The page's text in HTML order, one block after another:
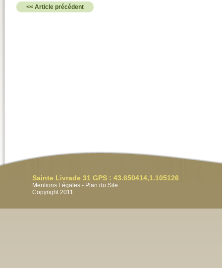
<< Article précédent
Sainte Livrade 31 GPS : 43.650414,1.105126
Mentions Légales - Plan du Site
Copyright 2011